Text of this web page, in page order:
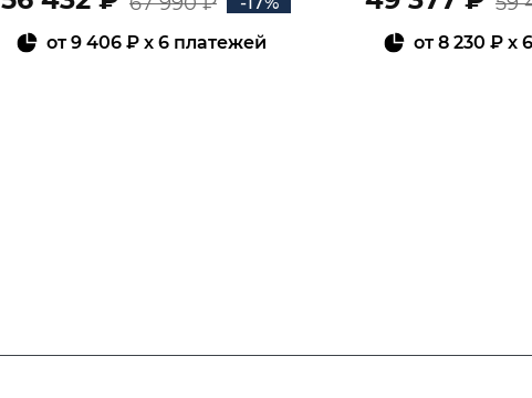
от9 406 ₽ x 6 платежей
от8 230 ₽x